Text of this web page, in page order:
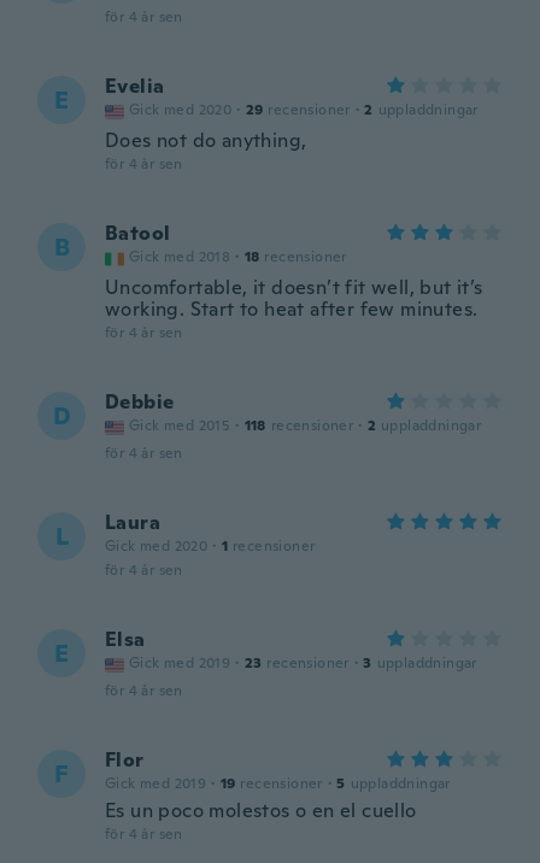
för 4 år sen
E Evelia
Gick med 2020 · 29 recensioner · 2 uppladdningar
Does not do anything,
för 4 år sen
B Batool
Gick med 2018 · 18 recensioner
Uncomfortable, it doesn’t fit well, but it’s
working. Start to heat after few minutes.
för 4 år sen
D Debbie
Gick med 2015 · 118 recensioner · 2 uppladdningar
för 4 år sen
L Laura
Gick med 2020 · 1 recensioner
för 4 år sen
E Elsa
Gick med 2019 · 23 recensioner · 3 uppladdningar
för 4 år sen
F Flor
Gick med 2019 · 19 recensioner · 5 uppladdningar
Es un poco molestos o en el cuello
för 4 år sen